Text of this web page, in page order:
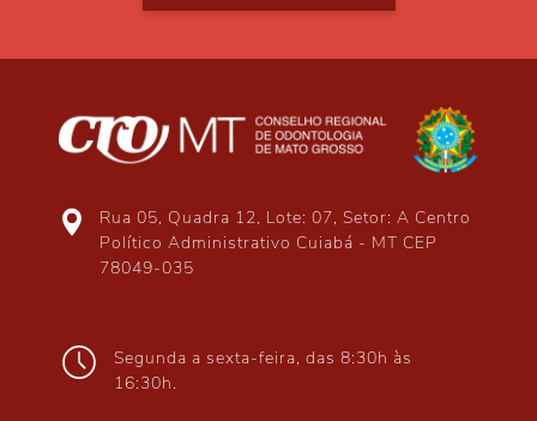
Rua 05, Quadra 12, Lote: 07, Setor: A Centro
Político Administrativo Cuiabá - MT CEP
78049-035
Segunda a sexta-feira, das 8:30h às
16:30h.